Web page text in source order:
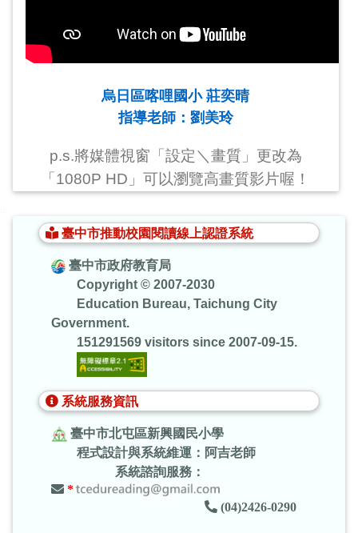
烏日區喀哩國小 莊奕晴
指導老師：劉美玲
p.s.將媒體視窗「設定＼畫質」更改為
「1080P HD」可以瀏覽高畫質影片喔！
臺中市推動校園閱讀線上認證系統
臺中市政府教育局
Copyright © 2007-2030
Education Bureau, Taichung City
Government.
151291569 visitors since 2007-09-15.
系統服務資訊
臺中市北屯區新興國民小學
程式設計與系統維運：阿吉老師
系統諮詢服務：
*
(04)2426-0290